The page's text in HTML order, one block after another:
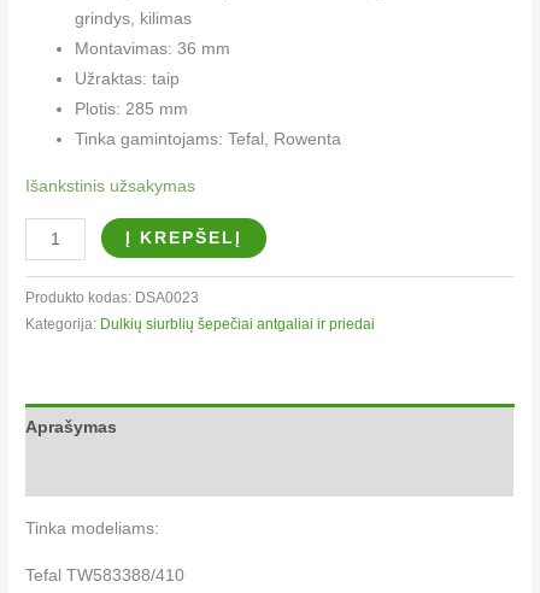
grindys, kilimas
Montavimas: 36 mm
Užraktas: taip
Plotis: 285 mm
Tinka gamintojams: Tefal, Rowenta
Išankstinis užsakymas
Į KREPŠELĮ
Produkto kodas: DSA0023
Kategorija: Dulkių siurblių šepečiai antgaliai ir priedai
Aprašymas
Tinka modeliams:
Tefal TW583388/410